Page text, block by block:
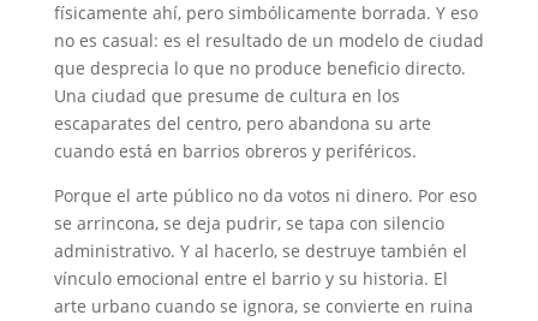
físicamente ahí, pero simbólicamente borrada. Y eso
no es casual: es el resultado de un modelo de ciudad
que desprecia lo que no produce beneficio directo.
Una ciudad que presume de cultura en los
escaparates del centro, pero abandona su arte
cuando está en barrios obreros y periféricos.
Porque el arte público no da votos ni dinero. Por eso
se arrincona, se deja pudrir, se tapa con silencio
administrativo. Y al hacerlo, se destruye también el
vínculo emocional entre el barrio y su historia. El
arte urbano cuando se ignora, se convierte en ruina